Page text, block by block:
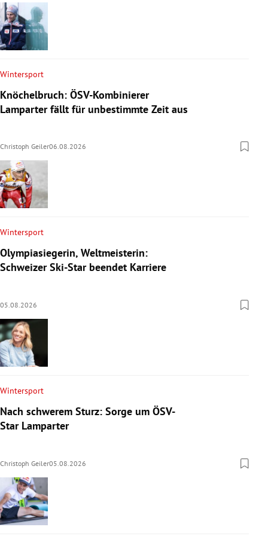
Wintersport
Knöchelbruch: ÖSV-Kombinierer
Lamparter fällt für unbestimmte Zeit aus
Christoph Geiler06.08.2026
Wintersport
Olympiasiegerin, Weltmeisterin:
Schweizer Ski-Star beendet Karriere
05.08.2026
Wintersport
Nach schwerem Sturz: Sorge um ÖSV-
Star Lamparter
Christoph Geiler05.08.2026